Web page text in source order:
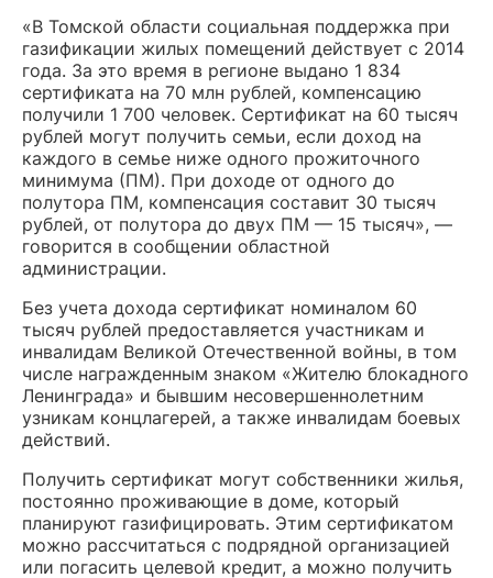
«В Томской области социальная поддержка при
газификации жилых помещений действует с 2014
года. За это время в регионе выдано 1 834
сертификата на 70 млн рублей, компенсацию
получили 1 700 человек. Сертификат на 60 тысяч
рублей могут получить семьи, если доход на
каждого в семье ниже одного прожиточного
минимума (ПМ). При доходе от одного до
полутора ПМ, компенсация составит 30 тысяч
рублей, от полутора до двух ПМ — 15 тысяч», —
говорится в сообщении областной
администрации.
Без учета дохода сертификат номиналом 60
тысяч рублей предоставляется участникам и
инвалидам Великой Отечественной войны, в том
числе награжденным знаком «Жителю блокадного
Ленинграда» и бывшим несовершеннолетним
узникам концлагерей, а также инвалидам боевых
действий.
Получить сертификат могут собственники жилья,
постоянно проживающие в доме, который
планируют газифицировать. Этим сертификатом
можно рассчитаться с подрядной организацией
или погасить целевой кредит, а можно получить